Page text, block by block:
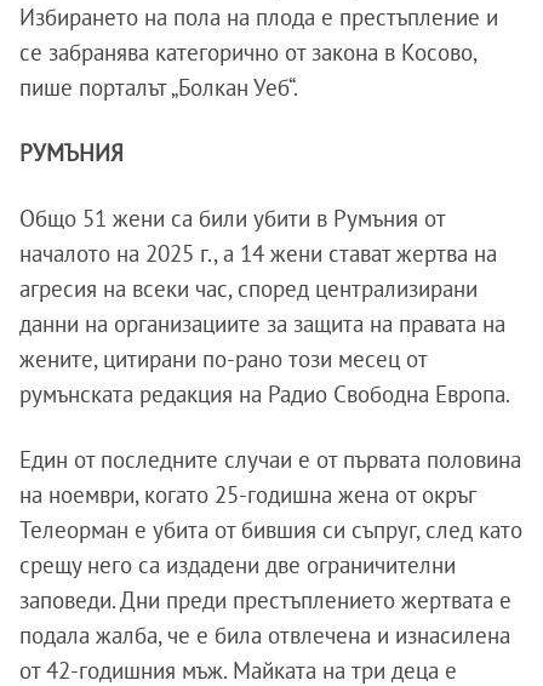
Избирането на пола на плода е престъпление и
се забранява категорично от закона в Косово,
пише порталът „Болкан Уеб“.
РУМЪНИЯ
Общо 51 жени са били убити в Румъния от
началото на 2025 г., а 14 жени стават жертва на
агресия на всеки час, според централизирани
данни на организациите за защита на правата на
жените, цитирани по-рано този месец от
румънската редакция на Радио Свободна Европа.
Един от последните случаи е от първата половина
на ноември, когато 25-годишна жена от окръг
Телеорман е убита от бившия си съпруг, след като
срещу него са издадени две ограничителни
заповеди. Дни преди престъплението жертвата е
подала жалба, че е била отвлечена и изнасилена
от 42-годишния мъж. Майката на три деца е